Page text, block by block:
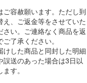
ご容赦願います。ただし到
、ご返金等をさせていた
い。ご連絡なく商品を返
了承ください。
した商品と同封した明細
送のあった場合は3日以
す。